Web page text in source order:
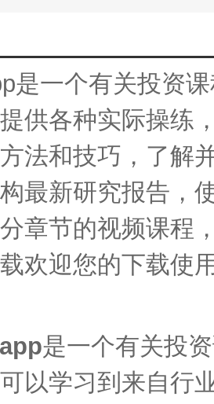
是一个有关投资
供各种实际操练
法和技巧，了解
最新研究报告，
章节的视频课程
欢迎您的下载使
是一个有关投
以学习到来自行